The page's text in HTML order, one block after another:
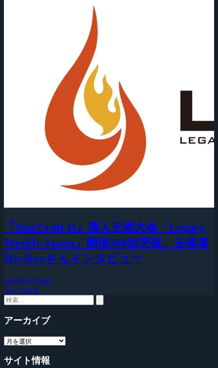
『StarCraft II』個人主催大会「Legacy
Weekly Japan」開催500回突破、主催者
Horikenさんインタビュー
2026年8月5日
StarCraft II
アーカイブ
サイト情報